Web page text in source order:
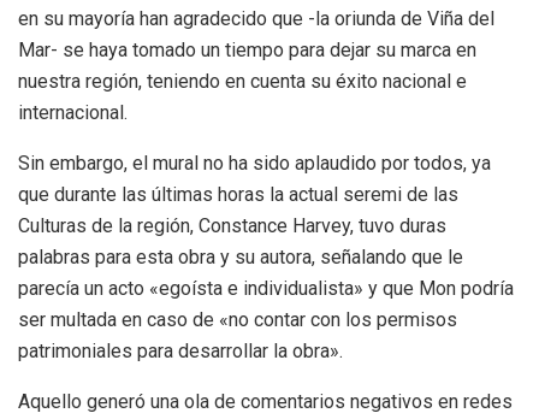
en su mayoría han agradecido que -la oriunda de Viña del
Mar- se haya tomado un tiempo para dejar su marca en
nuestra región, teniendo en cuenta su éxito nacional e
internacional.
Sin embargo, el mural no ha sido aplaudido por todos, ya
que durante las últimas horas la actual seremi de las
Culturas de la región, Constance Harvey, tuvo duras
palabras para esta obra y su autora, señalando que le
parecía un acto «egoísta e individualista» y que Mon podría
ser multada en caso de «no contar con los permisos
patrimoniales para desarrollar la obra».
Aquello generó una ola de comentarios negativos en redes